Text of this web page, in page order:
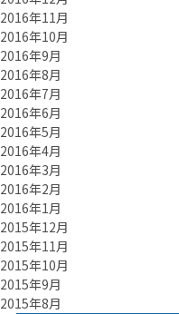
2016年11月
2016年10月
2016年9月
2016年8月
2016年7月
2016年6月
2016年5月
2016年4月
2016年3月
2016年2月
2016年1月
2015年12月
2015年11月
2015年10月
2015年9月
2015年8月